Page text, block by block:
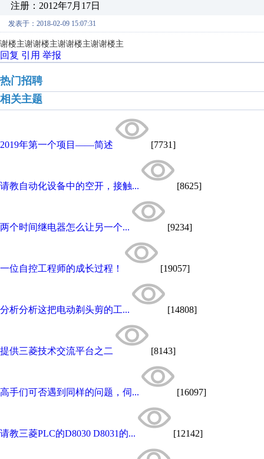
注册：2012年7月17日
发表于：2018-02-09 15:07:31
谢楼主谢谢楼主谢谢楼主谢谢楼主
回复 引用 举报
热门招聘
相关主题
2019年第一个项目——简述 [7731]
请教自动化设备中的空开，接触... [8625]
两个时间继电器怎么让另一个... [9234]
一位自控工程师的成长过程！ [19057]
分析分析这把电动剃头剪的工... [14808]
提供三菱技术交流平台之二 [8143]
高手们可否遇到同样的问题，伺... [16097]
请教三菱PLC的D8030 D8031的... [12142]